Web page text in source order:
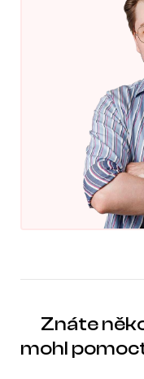
Znáte
mohl